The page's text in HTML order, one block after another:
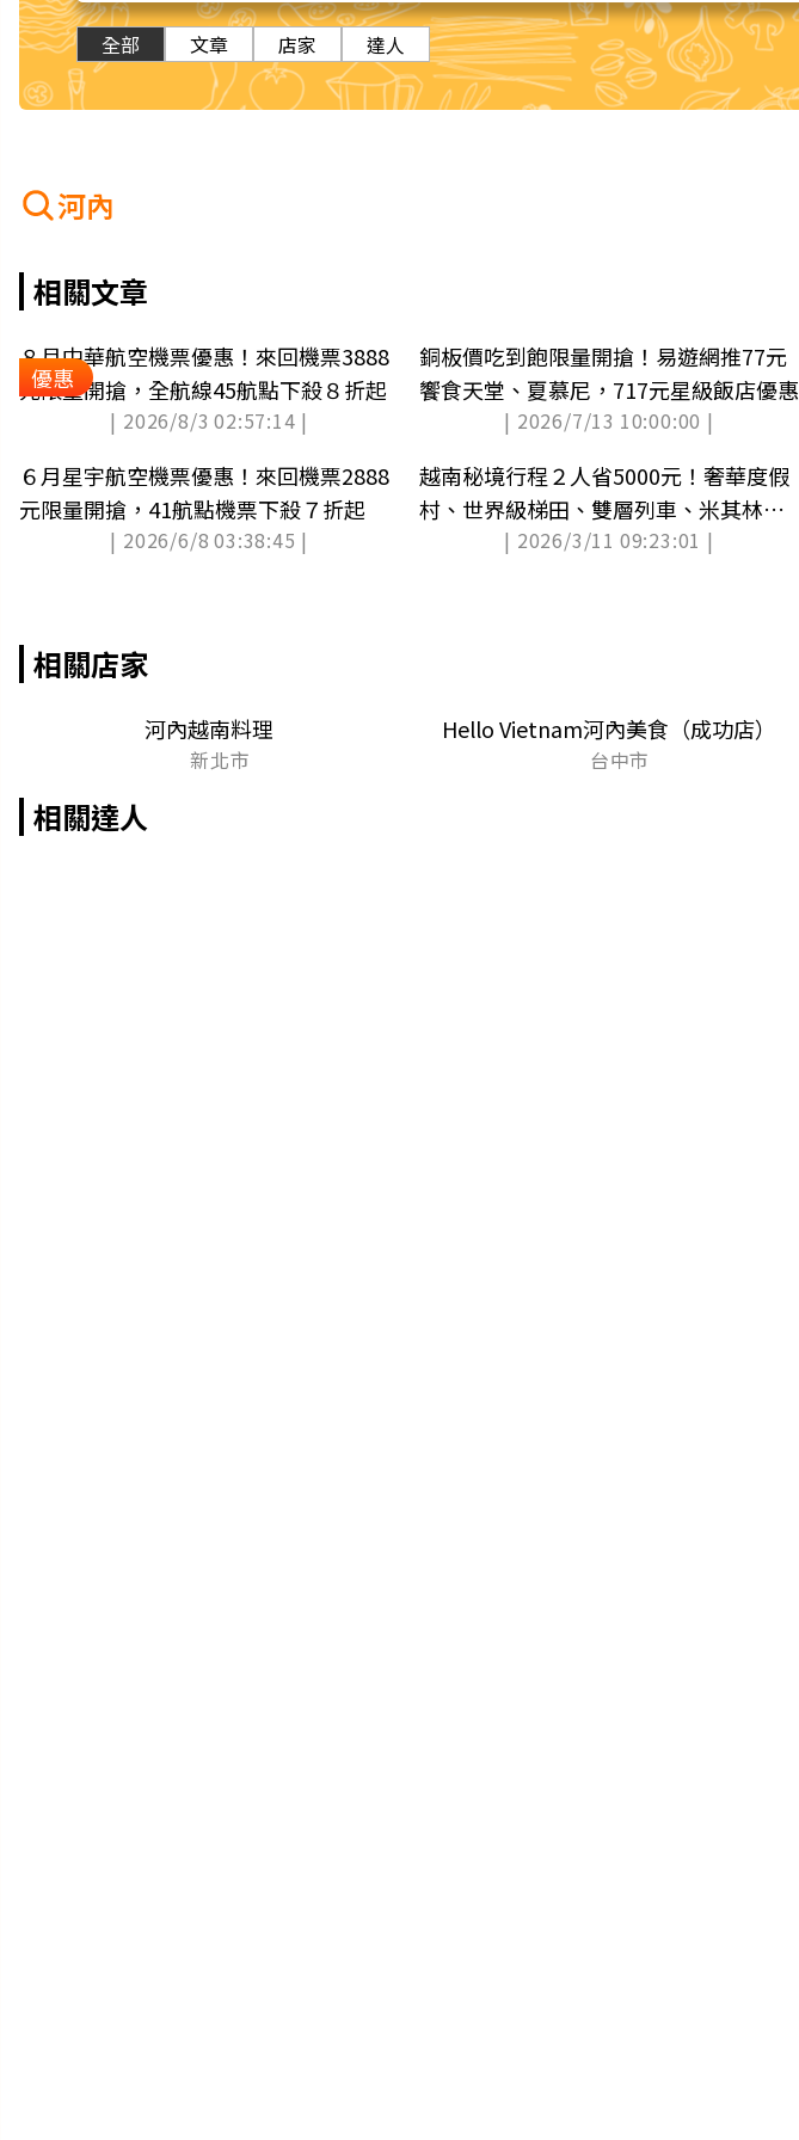
全部 文章 店家 達人
河內
相關文章
優惠
８月中華航空機票優惠！來回機票3888
元限量開搶，全航線45航點下殺８折起
| 2026/8/3 02:57:14 |
銅板價吃到飽限量開搶！易遊網推77元
饗食天堂、夏慕尼，717元星級飯店優惠
| 2026/7/13 10:00:00 |
６月星宇航空機票優惠！來回機票2888
元限量開搶，41航點機票下殺７折起
| 2026/6/8 03:38:45 |
越南秘境行程２人省5000元！奢華度假
村、世界級梯田、雙層列車、米其林全
| 2026/3/11 09:23:01 |
相關店家
河內越南料理
新北市
Hello Vietnam河內美食（成功店）
台中市
相關達人